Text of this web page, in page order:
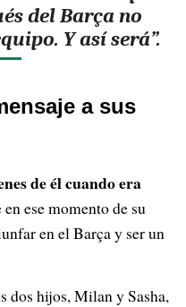
del Barça no
Y así será”.
a sus
de él cuando era
ese momento de su
en el Barça y ser un
dos hijos, Milan y Sasha,